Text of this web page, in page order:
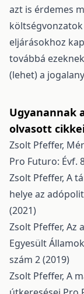
azt is érdemes
eljárásokhoz
továbbá
(lehet) a
Ugyanannak
olvasott
Zsolt Pfeffer,
Pro Futuro: Évf.
Zsolt Pfeffer, A
helye az
(2021)
Zsolt Pfeffer, Az
Egyesült
szám 2 (2019)
Zsolt Pfeffer, A